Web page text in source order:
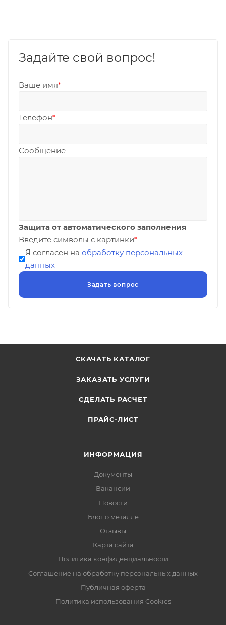
Задайте свой вопрос!
Ваше имя*
Телефон*
Сообщение
Защита от автоматического заполнения
Введите символы с картинки*
Я согласен на обработку персональных
данных
СКАЧАТЬ КАТАЛОГ
ЗАКАЗАТЬ УСЛУГИ
СДЕЛАТЬ РАСЧЕТ
ПРАЙС-ЛИСТ
ИНФОРМАЦИЯ
Документы
Вакансии
Новости
Блог о металле
Отзывы
Карта сайта
Политика конфиденциальности
Соглашение на обработку персональных данных
Публичная оферта
Политика использования Cookies